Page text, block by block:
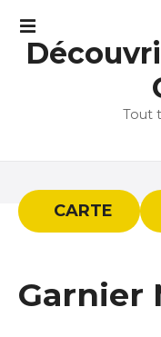
Tout
CARTE
Garnier